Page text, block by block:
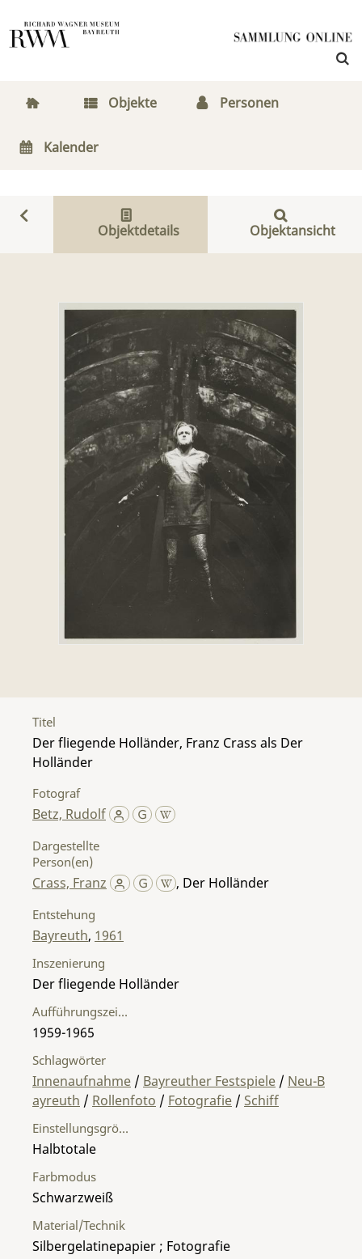
Objekte Personen
Kalender
Objektdetails Objektansicht
Titel
Der fliegende Holländer, Franz Crass als Der
Holländer
Fotograf
Betz, Rudolf
Dargestellte
Person(en)
Crass, Franz , Der Holländer
Entstehung
Bayreuth, 1961
Material/Technik
Silbergelatinepapier ; Fotografie
Einstellungsgröße
Halbtotale
Farbmodus
Schwarzweiß
Inszenierung
Der fliegende Holländer
Aufführungszeitraum
1959-1965
Schlagwörter
Innenaufnahme / Bayreuther Festspiele / Neu-B
ayreuth / Rollenfoto / Fotografie / Schiff